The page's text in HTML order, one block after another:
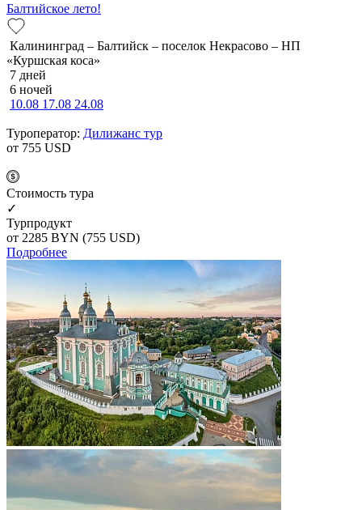
Балтийское лето!
Калининград – Балтийск – поселок Некрасово – НП
«Куршская коса»
7 дней
6 ночей
10.08 17.08 24.08
Туроператор: Дилижанс тур
от 755 USD
Cтоимость тура
✓
Турпродукт
от 2285 BYN (755 USD)
Подробнее